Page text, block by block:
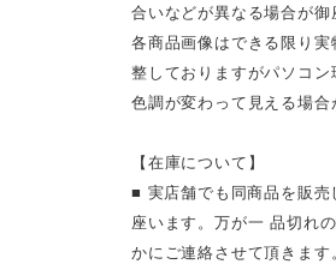
合いなどが異なる場合が御
各商品画像はできる限り実
整しておりますがパソコン
色調が変わって見える場合
【在庫について】
■ 実店舗でも同商品を販売
座います。万が一 品切れ
かにご連絡させて頂きます